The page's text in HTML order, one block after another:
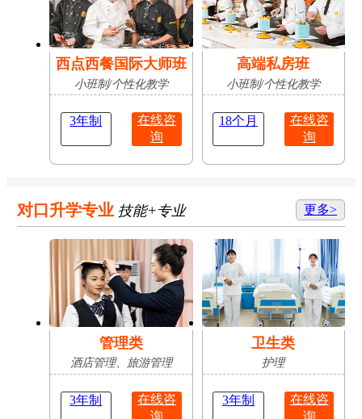
西点西餐国际大师班
小班制/个性化教学
3年制
在线咨
询
高端私房班
小班制/个性化教学
18个月
在线咨
询
对口升学专业 技能+专业 更多>
管理类
酒店管理、旅游管理
3年制
在线咨
询
卫生类
护理
3年制
在线咨
询